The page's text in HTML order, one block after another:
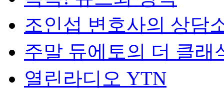
조인섭 변호사의 상담
주말 듀에토의 더 클래
열린라디오 YTN